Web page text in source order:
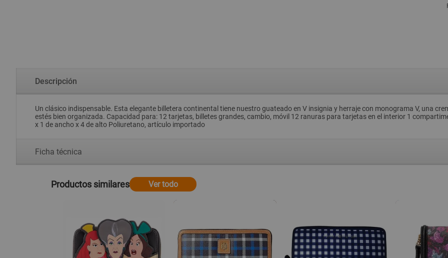
Descripción
Un clásico indispensable. Esta elegante billetera continental tiene nuestro guateado en V insignia y herraje con monograma V, una
estés bien organizada. Capacidad para: 12 tarjetas, billetes grandes, cambio, móvil 12 ranuras para tarjetas en el interior 1
x 1 de ancho x 4 de alto Poliuretano, artículo importado
Ficha técnica
Productos similares Ver todo